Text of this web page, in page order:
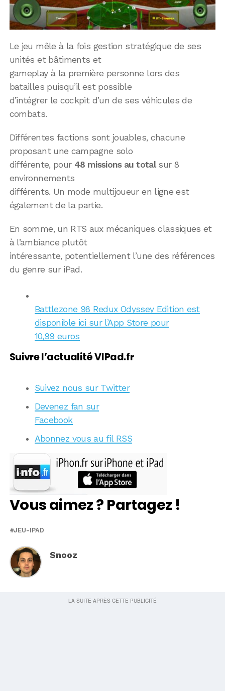
Le jeu mêle à la fois gestion stratégique de ses
unités et bâtiments et
gameplay à la première personne lors des
batailles puisqu’il est possible
d’intégrer le cockpit d’un de ses véhicules de
combats.
Différentes factions sont jouables, chacune
proposant une campagne solo
différente, pour 48 missions au totalsur 8
environnements
différents. Un mode multijoueur en ligne est
également de la partie.
En somme, un RTS aux mécaniques classiques et
à l’ambiance plutôt
intéressante, potentiellement l’une des références
du genre sur iPad.
Battlezone 98 Redux Odyssey Edition est
disponible ici sur l’App Store pour
10,99 euros
Suivre l’actualité VIPad.fr
Suivez nous sur Twitter
Devenez fan sur
Facebook
Abonnez vous au fil RSS
Vous aimez ? Partagez !
JEU-IPAD
Snooz